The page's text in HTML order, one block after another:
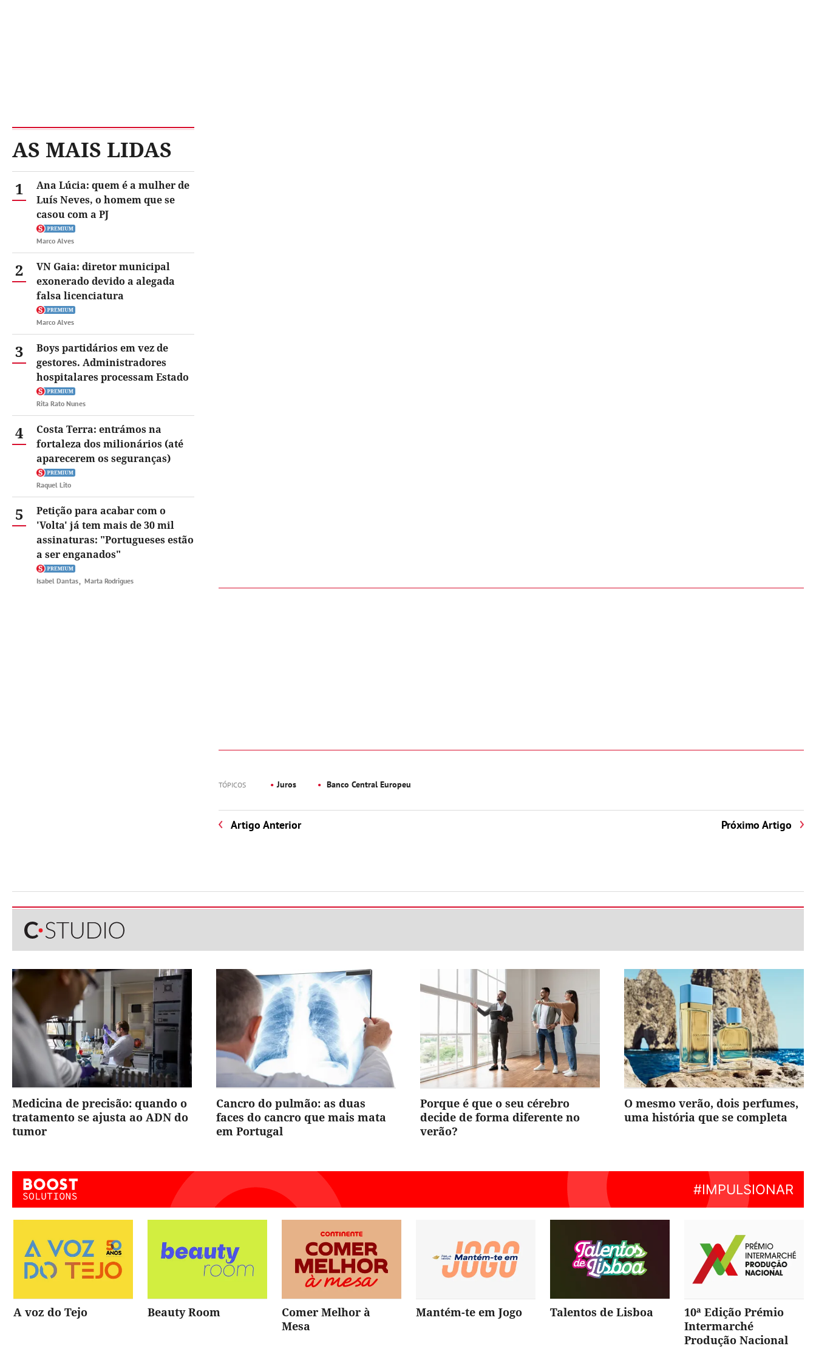
AS MAIS LIDAS
1
Ana Lúcia: quem é a mulher de
Luís Neves, o homem que se
casou com a PJ
Marco Alves
2
VN Gaia: diretor municipal
exonerado devido a alegada
falsa licenciatura
Marco Alves
3
Boys partidários em vez de
gestores. Administradores
hospitalares processam Estado
Rita Rato Nunes
4
Costa Terra: entrámos na
fortaleza dos milionários (até
aparecerem os seguranças)
Raquel Lito
5
Petição para acabar com o
'Volta' já tem mais de 30 mil
assinaturas: "Portugueses estão
a ser enganados"
Isabel Dantas Marta Rodrigues
TÓPICOS Juros Banco Central Europeu
Artigo Anterior Próximo Artigo
Medicina de precisão: quando o
tratamento se ajusta ao ADN do
tumor
Cancro do pulmão: as duas
faces do cancro que mais mata
em Portugal
Porque é que o seu cérebro
decide de forma diferente no
verão?
O mesmo verão, dois perfumes,
uma história que se completa
A voz do Tejo Beauty Room
Comer Melhor à
Mesa
Mantém-te em Jogo Talentos de Lisboa
10ª Edição Prémio
Intermarché
Produção Nacional